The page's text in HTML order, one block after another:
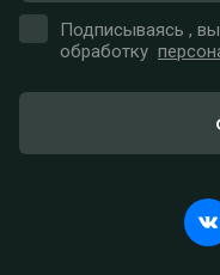
Подписываясь ,
обработку